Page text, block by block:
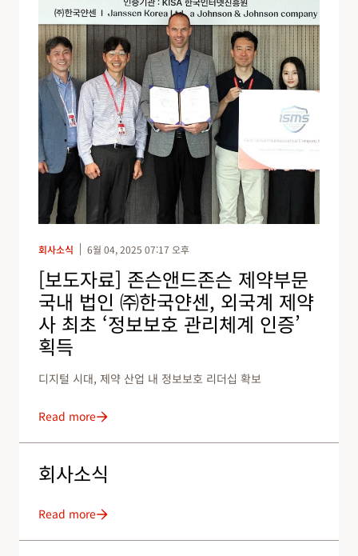
회사소식 6월 04, 2025 07:17 오후
[보도자료] 존슨앤드존슨 제약부문
국내 법인 ㈜한국얀센, 외국계 제약
사 최초 ‘정보보호 관리체계 인증’
획득
디지털 시대, 제약 산업 내 정보보호 리더십 확보
Read more
회사소식
Read more